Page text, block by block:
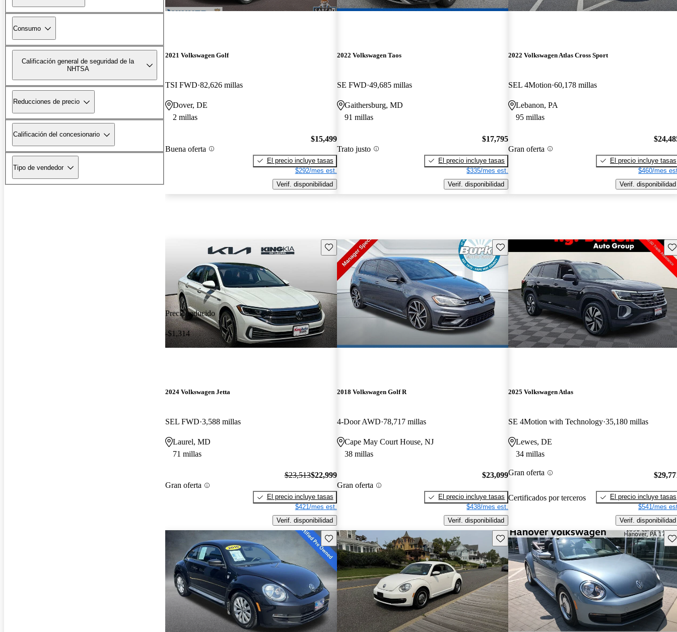
Consumo
Calificación general de seguridad de la
NHTSA
Reducciones de precio
Calificación del concesionario
Tipo de vendedor
2021 Volkswagen Golf
TSI FWD 82,626 millas
Dover, DE
2 millas
Buena oferta
$15,499
El precio incluye tasas
$292/mes est.
Verif. disponibilidad
2022 Volkswagen Taos
SE FWD 49,685 millas
Gaithersburg, MD
91 millas
Trato justo
$17,795
El precio incluye tasas
$335/mes est.
Verif. disponibilidad
2022 Volkswagen Atlas Cross Sport
SEL 4Motion 60,178 millas
Lebanon, PA
95 millas
Gran oferta
El precio incluye tasas
$460/mes
Verif. disponibilidad
Precio reducido
-$1,314
Guarda este Aviso
2024 Volkswagen Jetta
SEL FWD 3,588 millas
Laurel, MD
71 millas
Gran oferta
$23,513$22,999
El precio incluye tasas
$421/mes est.
Verif. disponibilidad
Guarda este Aviso
2018 Volkswagen Golf R
4-Door AWD 78,717 millas
Cape May Court House, NJ
38 millas
Gran oferta
$23,099
El precio incluye tasas
$438/mes est.
Verif. disponibilidad
2025 Volkswagen Atlas
SE 4Motion with Technology 35,180 millas
Lewes, DE
34 millas
Gran oferta
Certificados por terceros
El precio incluye tasas
$541/mes
Verif. disponibilidad
Guarda este Aviso Guarda este Aviso